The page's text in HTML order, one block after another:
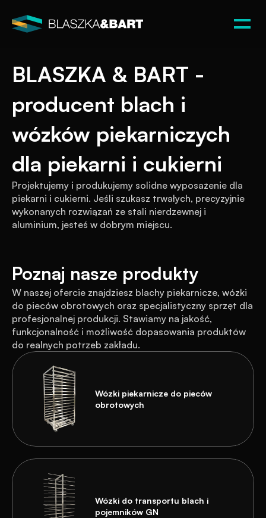
BLASZKA & BART -
producent blach i
wózków piekarniczych
dla piekarni i cukierni
Projektujemy i produkujemy solidne wyposażenie dla
piekarni i cukierni. Jeśli szukasz trwałych, precyzyjnie
wykonanych rozwiązań ze stali nierdzewnej i
aluminium, jesteś w dobrym miejscu.
Poznaj nasze produkty
W naszej ofercie znajdziesz blachy piekarnicze, wózki
do pieców obrotowych oraz specjalistyczny sprzęt dla
profesjonalnej produkcji. Stawiamy na jakość,
funkcjonalność i możliwość dopasowania produktów
do realnych potrzeb zakładu.
Wózki piekarnicze do pieców
obrotowych
Wózki do transportu blach i
pojemników GN